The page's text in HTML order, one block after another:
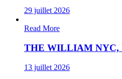
29 juillet 2026
Read More
THE WILLIAM NYC,
13 juillet 2026